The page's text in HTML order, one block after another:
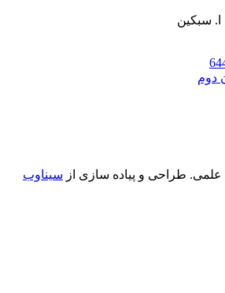
سبکین
دوم
علمی. طراحی و پیاده سازی از سیناوب